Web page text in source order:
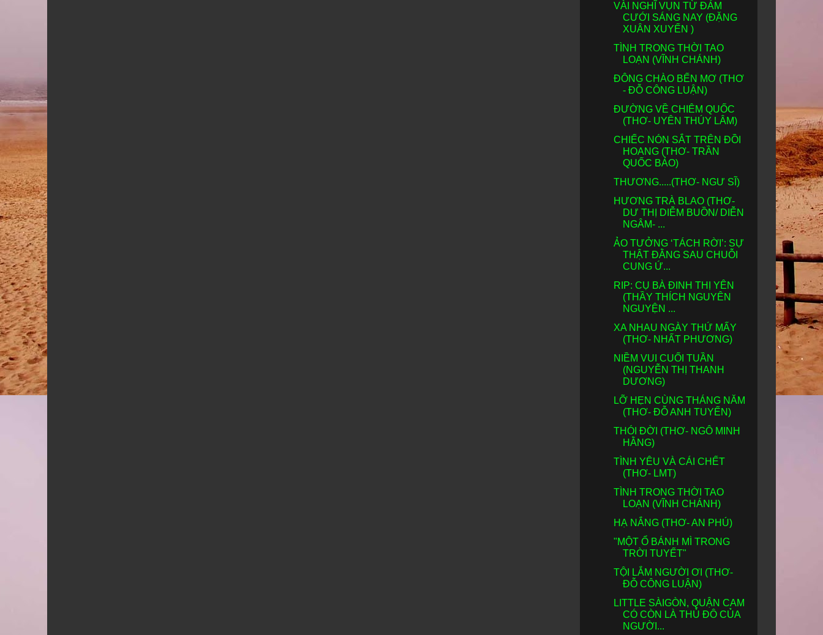
VÀI NGHĨ VỤN TỪ ĐÁM
CƯỚI SÁNG NAY (ĐẶNG
XUÂN XUYẾN )
TÌNH TRONG THỜI TAO
LOẠN (VĨNH CHÁNH)
ĐÔNG CHÀO BẾN MƠ (THƠ
- ĐỖ CÔNG LUẬN)
ĐƯỜNG VỀ CHIÊM QUỐC
(THƠ- UYÊN THÚY LÂM)
CHIẾC NÓN SẮT TRÊN ĐỒI
HOANG (THƠ- TRẦN
QUỐC BẢO)
THƯƠNG.....(THƠ- NGƯ SĨ)
HƯƠNG TRÀ BLAO (THƠ-
DƯ THỊ DIỄM BUỒN/ DIỄN
NGÂM- ...
ẢO TƯỞNG ‘TÁCH RỜI’: SỰ
THẬT ĐẰNG SAU CHUỖI
CUNG Ứ...
RIP: CỤ BÀ ĐINH THỊ YÊN
(THẦY THÍCH NGUYÊN
NGUYỆN ...
XA NHAU NGÀY THỨ MẤY
(THƠ- NHẤT PHƯƠNG)
NIỀM VUI CUỐI TUẦN
(NGUYỄN THỊ THANH
DƯƠNG)
LỠ HẸN CÙNG THÁNG NĂM
(THƠ- ĐỖ ANH TUYẾN)
THÓI ĐỜI (THƠ- NGÔ MINH
HẰNG)
TÌNH YÊU VÀ CÁI CHẾT
(THƠ- LMT)
TÌNH TRONG THỜI TAO
LOẠN (VĨNH CHÁNH)
HẠ NẮNG (THƠ- AN PHÚ)
"MỘT Ổ BÁNH MÌ TRONG
TRỜI TUYẾT"
TỘI LẮM NGƯỜI ƠI (THƠ-
ĐỖ CÔNG LUẬN)
LITTLE SÀIGÒN, QUẬN CAM
CÓ CÒN LÀ THỦ ĐÔ CỦA
NGƯỜI...